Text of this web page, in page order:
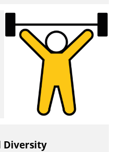
Diversity